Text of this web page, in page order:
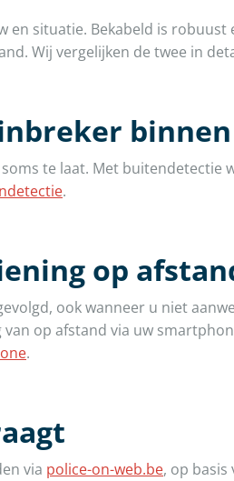
en situatie. Bekabeld is
Wij vergelijken de twee in
te laat. Met
.
op
ook wanneer u niet
op afstand via uw
.
via police-on-web.be, op basis